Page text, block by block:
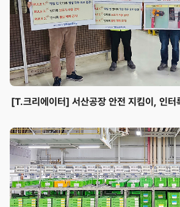
[T.크리에이터] 서산공장 안전 지킴이, 인터